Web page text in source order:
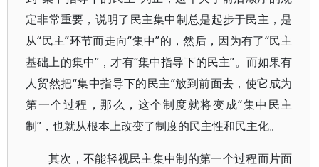
定非常重要，说明了民主集中制总是起步于民主，是
从“民主”环节而走向“集中”的，然后，因为有了“民主
基础上的集中”，才有“集中指导下的民主”。而如果有
人贸然把“集中指导下的民主”放到前面去，使它成为
第一个过程，那么，这个制度就将变成“集中民主
制”，也就从根本上改变了制度的民主性和民主化。
其次，不能轻视民主集中制的第一个过程而片面